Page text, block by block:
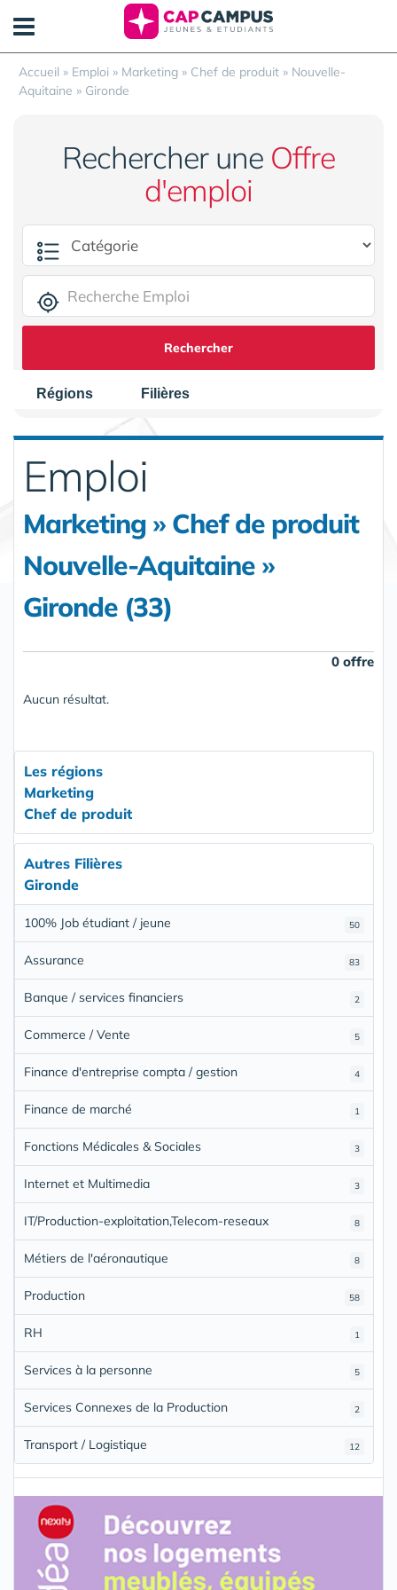
Accueil » Emploi » Marketing » Chef de produit » Nouvelle-
Aquitaine » Gironde
Rechercher une Offre
d'emploi
Rechercher
Régions Filières
Emploi
Marketing » Chef de produit
Nouvelle-Aquitaine »
Gironde (33)
0 offre
Aucun résultat.
Les régions
Marketing
Chef de produit
Autres Filières
Gironde
50
100% Job étudiant / jeune
83
Assurance
2
Banque / services financiers
5
Commerce / Vente
4
Finance d'entreprise compta / gestion
1
Finance de marché
3
Fonctions Médicales & Sociales
3
Internet et Multimedia
8
IT/Production-exploitation,Telecom-reseaux
8
Métiers de l'aéronautique
58
Production
1
RH
5
Services à la personne
2
Services Connexes de la Production
12
Transport / Logistique
Panneau de gestion des cookies